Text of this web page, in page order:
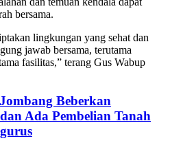
bersama.
lingkungan yang sehat dan
jawab bersama, terutama
fasilitas,” terang Gus Wabup
Beberkan
Ada Pembelian Tanah